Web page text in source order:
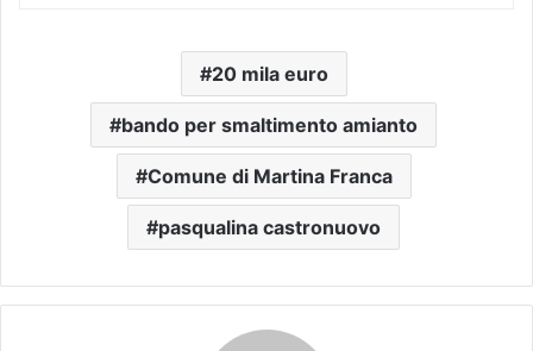
20 mila euro
bando per smaltimento amianto
Comune di Martina Franca
pasqualina castronuovo